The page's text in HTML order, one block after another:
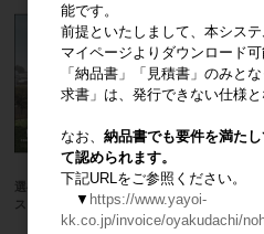
選べる！５枚セット「casaの家」ポ
スター
casa
能です。
前提といたしまして、本シス
マイページよりダウンロード可
「納品書」「見積書」のみと
求書」は、発行できない仕様と
なお、 納品書でも要件を満た
て認められます。
下記URLをご参照ください。
▼ https://www.yayoi-
kk.co.jp/invoice/oyakudachi/